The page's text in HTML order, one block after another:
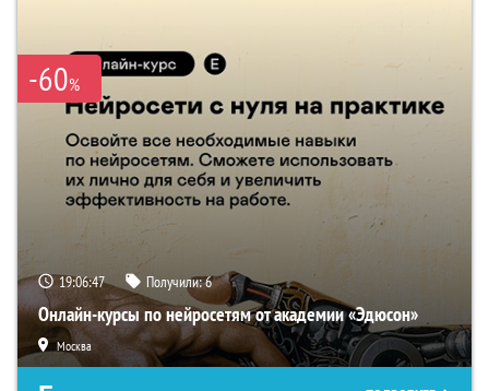
-60%
19:06:46 Получили:6
Онлайн-курсы по нейросетям от академии «Эдюсон»
Москва